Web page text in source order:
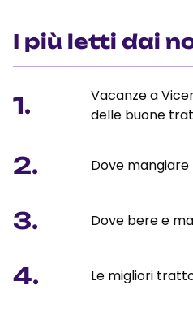
I più letti dai
1.
Vacanze a
delle buone
2. Dove mangiare
3. Dove bere e
4. Le migliori